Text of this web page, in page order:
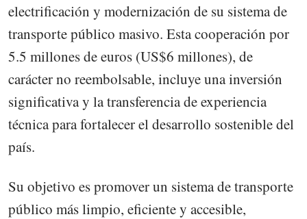
electrificación y modernización de su sistema de
transporte público masivo. Esta cooperación por
5.5 millones de euros (US$6 millones), de
carácter no reembolsable, incluye una inversión
significativa y la transferencia de experiencia
técnica para fortalecer el desarrollo sostenible del
país.
Su objetivo es promover un sistema de transporte
público más limpio, eficiente y accesible,